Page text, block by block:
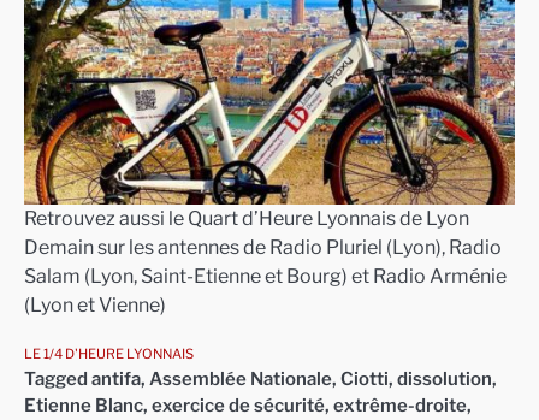
Retrouvez aussi le Quart d’Heure Lyonnais de Lyon
Demain sur les antennes de Radio Pluriel (Lyon), Radio
Salam (Lyon, Saint-Etienne et Bourg) et Radio Arménie
(Lyon et Vienne)
LE 1/4 D'HEURE LYONNAIS
Tagged antifa, Assemblée Nationale, Ciotti, dissolution,
Etienne Blanc, exercice de sécurité, extrême-droite,